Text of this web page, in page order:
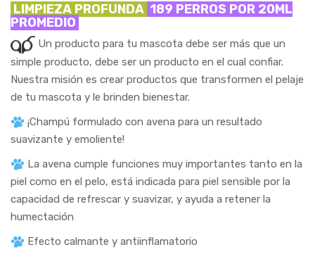
LIMPIEZA PROFUNDA 189 PERROS POR 20ML
PROMEDIO
Un producto para tu mascota debe ser más que un
simple producto, debe ser un producto en el cual confiar.
Nuestra misión es crear productos que transformen el pelaje
de tu mascota y le brinden bienestar.
¡Champú formulado con avena para un resultado
suavizante y emoliente!
La avena cumple funciones muy importantes tanto en la
piel como en el pelo, está indicada para piel sensible por la
capacidad de refrescar y suavizar, y ayuda a retener la
humectación
Efecto calmante y antiinflamatorio